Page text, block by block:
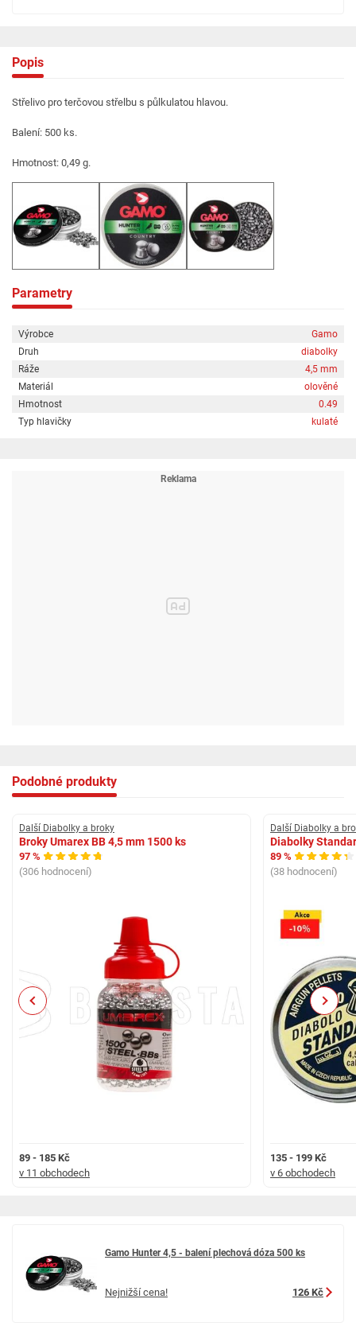
Popis
Střelivo pro terčovou střelbu s půlkulatou hlavou.
Balení: 500 ks.
Hmotnost: 0,49 g.
Parametry
Výrobce
Gamo
Druh
diabolky
Ráže
4,5 mm
Materiál
olověné
Hmotnost
0.49
Typ hlavičky
kulaté
Podobné produkty
Další Diabolky a broky
Broky Umarex BB 4,5 mm 1500 ks
97 %
(306 hodnocení)
89 - 185 Kč
v 11 obchodech
Další Diabolky a
Diabolky
89 %
(38 hodnocení)
135 - 199 Kč
v 6 obchodech
Previous Next
Gamo Hunter 4,5 - balení plechová dóza 500 ks
Nejnižší cena! 126 Kč